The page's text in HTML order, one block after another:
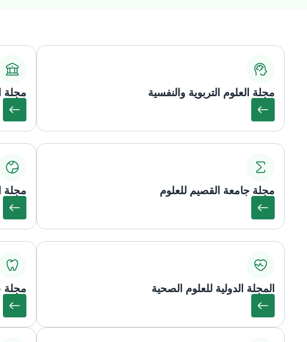
مجلة العلوم التربوية والنفسية مجلة
مجلة جامعة القصيم للعلوم مجلة
المجلة الدولية للعلوم الصحية مجلة